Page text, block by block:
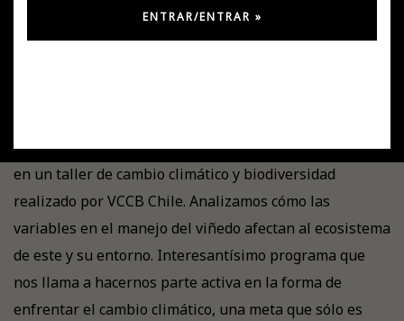
Participamos junto a otras viñas del valle de Colchagua
en un taller de cambio climático y biodiversidad
realizado por VCCB Chile. Analizamos cómo las
variables en el manejo del viñedo afectan al ecosistema
de este y su entorno. Interesantísimo programa que
nos llama a hacernos parte activa en la forma de
enfrentar el cambio climático, una meta que sólo es